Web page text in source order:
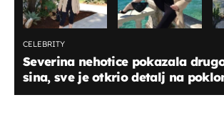
CELEBRITY
Severina nehotice pokazala
sina, sve je otkrio detalj na